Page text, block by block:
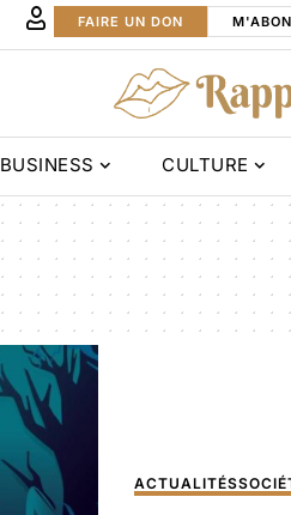
FAIRE UN DON
BUSINESS CULTURE
ACTUALITÉS